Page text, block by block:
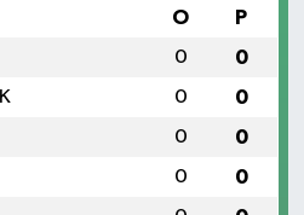
O P
0 0
0 0
0 0
0 0